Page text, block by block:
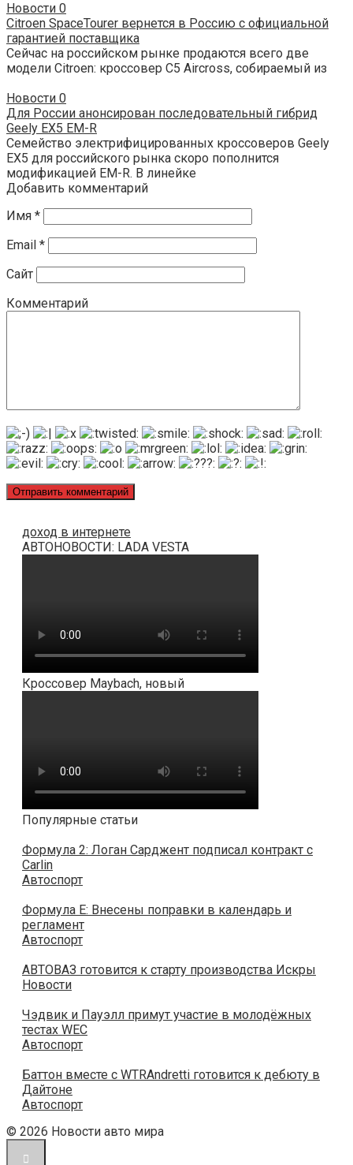
Новости 0
Citroen SpaceTourer вернется в Россию с официальной
гарантией поставщика
Сейчас на российском рынке продаются всего две
модели Citroen: кроссовер C5 Aircross, собираемый из
Новости 0
Для России анонсирован последовательный гибрид
Geely EX5 EM-R
Семейство электрифицированных кроссоверов Geely
EX5 для российского рынка скоро пополнится
модификацией EM-R. В линейке
Добавить комментарий
Имя *
Email *
Сайт
Комментарий
доход в интернете
АВТОНОВОСТИ: LADA VESTA
Кроссовер Maybach, новый
Популярные статьи
Формула 2: Логан Сарджент подписал контракт с
Carlin
Автоспорт
Формула E: Внесены поправки в календарь и
регламент
Автоспорт
АВТОВАЗ готовится к старту производства Искры
Новости
Чэдвик и Пауэлл примут участие в молодёжных
тестах WEC
Автоспорт
Баттон вместе с WTRAndretti готовится к дебюту в
Дайтоне
Автоспорт
© 2026 Новости авто мира